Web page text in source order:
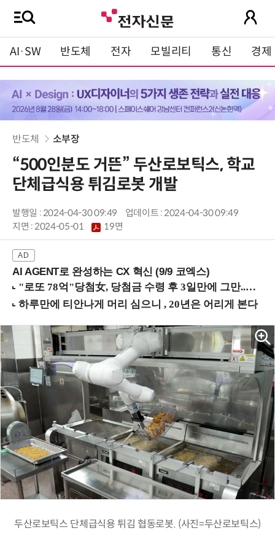
AI·SW 반도체 전자 모빌리티 통신 경제
반도체 소부장
“500인분도 거뜬” 두산로보틱스, 학교
단체급식용 튀김로봇 개발
발행일 : 2024-04-30 09:49
업데이트 : 2024-04-30 09:49
지면 :2024-05-01 19면
AI AGENT로 완성하는 CX 혁신 (9/9 코엑스)
두산로보틱스 단체급식용 튀김 협동로봇. (사진=두산로보틱스)